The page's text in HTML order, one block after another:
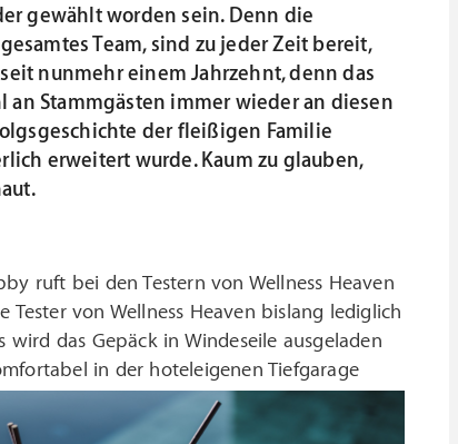
gewählt worden sein. Denn die
Team, sind zu jeder Zeit bereit,
nunmehr einem Jahrzehnt, denn das
an Stammgästen immer wieder an diesen
der fleißigen Familie
erweitert wurde. Kaum zu glauben,
ruft bei den Testern von Wellness Heaven
von Wellness Heaven bislang lediglich
wird das Gepäck in Windeseile ausgeladen
in der hoteleigenen Tiefgarage